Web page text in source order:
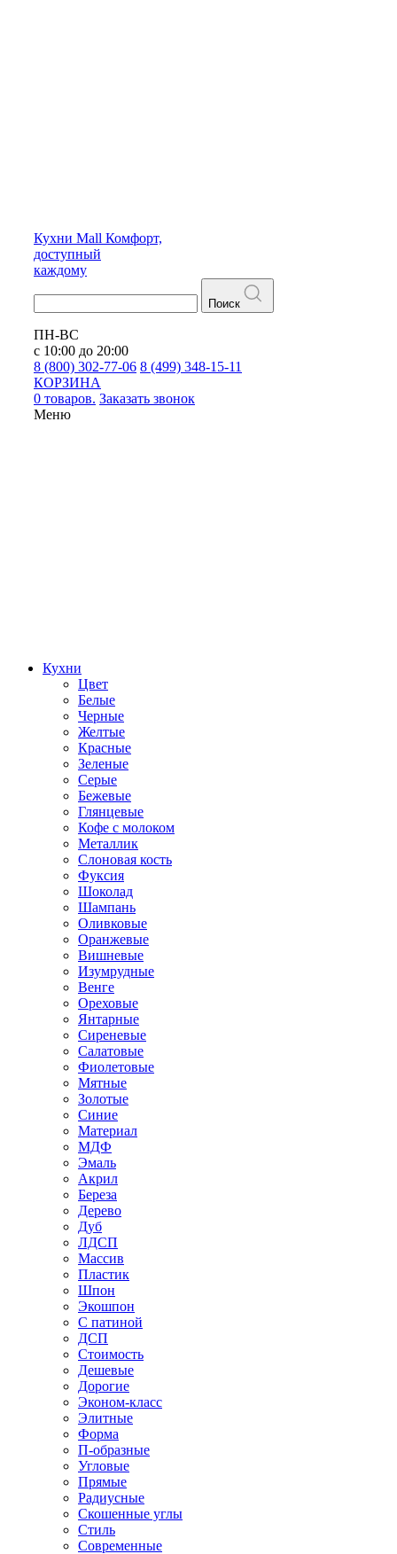
Кухни Mall Комфорт,
доступный
каждому
Поиск
ПН-ВС
с 10:00 до 20:00
8 (800) 302-77-06 8 (499) 348-15-11
КОРЗИНА
0 товаров. Заказать звонок
Меню
Кухни
Цвет
Белые
Черные
Желтые
Красные
Зеленые
Серые
Бежевые
Глянцевые
Кофе с молоком
Металлик
Слоновая кость
Фуксия
Шоколад
Шампань
Оливковые
Оранжевые
Вишневые
Изумрудные
Венге
Ореховые
Янтарные
Сиреневые
Салатовые
Фиолетовые
Мятные
Золотые
Синие
Материал
МДФ
Эмаль
Акрил
Береза
Дерево
Дуб
ЛДСП
Массив
Пластик
Шпон
Экошпон
С патиной
ДСП
Стоимость
Дешевые
Дорогие
Эконом-класс
Элитные
Форма
П-образные
Угловые
Прямые
Радиусные
Скошенные углы
Стиль
Современные